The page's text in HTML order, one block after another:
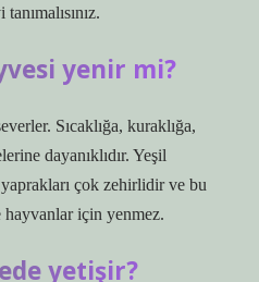
yenir mi?
Sıcaklığa, kuraklığa,
dayanıklıdır. Yeşil
çok zehirlidir ve bu
hayvanlar için yenmez.
yetişir?